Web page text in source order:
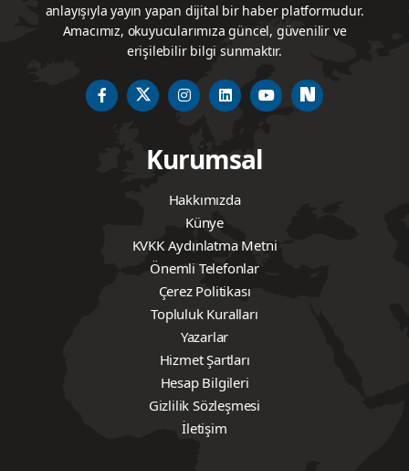
anlayışıyla yayın yapan dijital bir haber platformudur.
Amacımız, okuyucularımıza güncel, güvenilir ve
erişilebilir bilgi sunmaktır.
Kurumsal
Hakkımızda
Künye
KVKK Aydınlatma Metni
Önemli Telefonlar
Çerez Politikası
Topluluk Kuralları
Yazarlar
Hizmet Şartları
Hesap Bilgileri
Gizlilik Sözleşmesi
İletişim